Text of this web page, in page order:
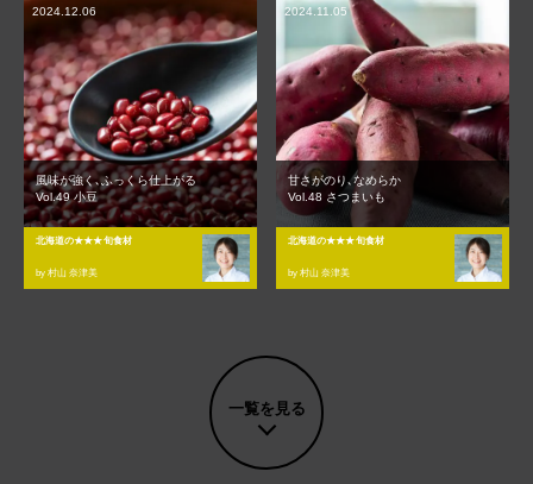
2024.12.06
風味が強く､ふっくら仕上がる
Vol.49 小豆
北海道の★★★旬食材
by 村山 奈津美
2024.11.05
甘さがのり､なめらか
Vol.48 さつまいも
北海道の★★★旬食材
by 村山 奈津美
一覧を見る